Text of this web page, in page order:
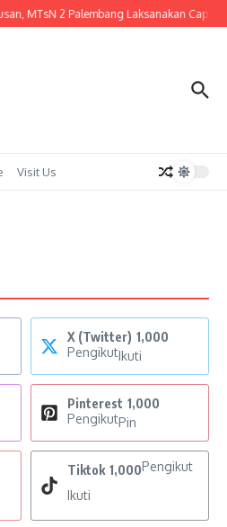
MTsN 2 Palembang Laksanakan Cap
Visit Us
X (Twitter) 1,000
PengikutIkuti
Pinterest 1,000
PengikutPin
Tiktok 1,000Pengikut
Ikuti